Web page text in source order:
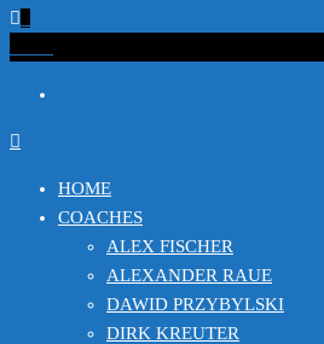
HOME
COACHES
ALEX FISCHER
ALEXANDER RAUE
DAWID PRZYBYLSKI
DIRK KREUTER